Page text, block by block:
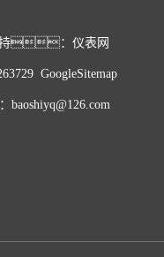
持： 仪表网
GoogleSitemap